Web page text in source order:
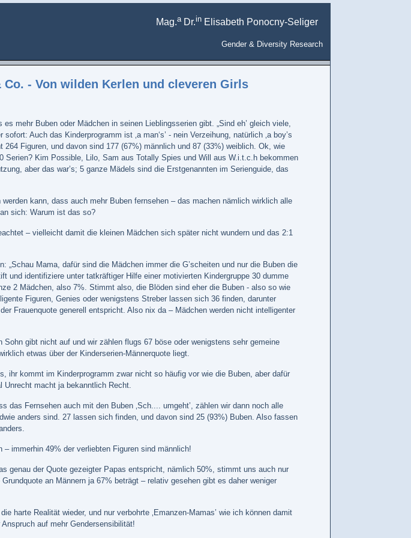
Mag.aDr.inElisabeth Ponocny-Seliger
Gender & Diversity Research
- Von wilden Kerlen und cleveren Girls
mehr Buben oder Mädchen in seinen Lieblingsserien gibt. „Sind eh’ gleich viele,
Auch das Kinderprogramm ist ‚a man‘s’ - nein Verzeihung, natürlich ‚a boy’s
264 Figuren, und davon sind 177 (67%) männlich und 87 (33%) weiblich. Ok, wie
Serien? Kim Possible, Lilo, Sam aus Totally Spies und Will aus W.i.t.c.h bekommen
aber das war’s; 5 ganze Mädels sind die Erstgenannten im Serienguide, das
kann, dass auch mehr Buben fernsehen – das machen nämlich wirklich alle
sich: Warum ist das so?
– vielleicht damit die kleinen Mädchen sich später nicht wundern und das 2:1
„Schau Mama, dafür sind die Mädchen immer die G’scheiten und nur die Buben die
und identifiziere unter tatkräftiger Hilfe einer motivierten Kindergruppe 30 dumme
2 Mädchen, also 7%. Stimmt also, die Blöden sind eher die Buben - also so wie
Figuren, Genies oder wenigstens Streber lassen sich 36 finden, darunter
Frauenquote generell entspricht. Also nix da – Mädchen werden nicht intelligenter
Sohn gibt nicht auf und wir zählen flugs 67 böse oder wenigstens sehr gemeine
etwas über der Kinderserien-Männerquote liegt.
ihr kommt im Kinderprogramm zwar nicht so häufig vor wie die Buben, aber dafür
Unrecht macht ja bekanntlich Recht.
das Fernsehen auch mit den Buben ‚Sch.... umgeht’, zählen wir dann noch alle
anders sind. 27 lassen sich finden, und davon sind 25 (93%) Buben. Also fassen
immerhin 49% der verliebten Figuren sind männlich!
genau der Quote gezeigter Papas entspricht, nämlich 50%, stimmt uns auch nur
an Männern ja 67% beträgt – relativ gesehen gibt es daher weniger
harte Realität wieder, und nur verbohrte ‚Emanzen-Mamas’ wie ich können damit
auf mehr Gendersensibilität!